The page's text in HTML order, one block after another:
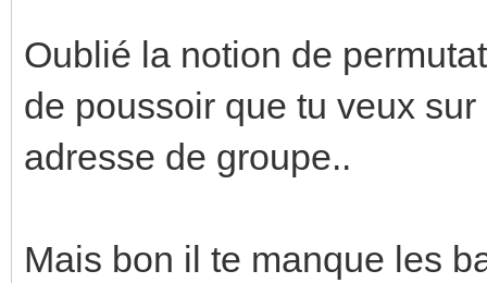
Oublié la notion de
de poussoir que tu veux
adresse de groupe..
Mais bon il te manque les